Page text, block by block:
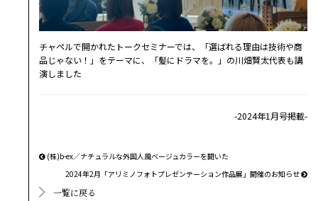
チャペルで開かれたトークセミナーでは、「選ばれる理由は技術や商
品じゃない！」をテーマに、「髪にドラマを。」の川畑賢太代表も講
演しました
-2024年1月号掲載-
(株)b-ex／ナチュラルな外国人風ベージュカラーを開いた
2024年2月「アリミノフォトプレゼンテーション作品展」開催のお知らせ
一覧に戻る